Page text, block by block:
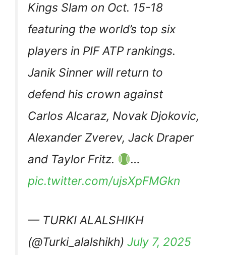
Kings Slam on Oct. 15-18
featuring the world’s top six
players in PIF ATP rankings.
Janik Sinner will return to
defend his crown against
Carlos Alcaraz, Novak Djokovic,
Alexander Zverev, Jack Draper
and Taylor Fritz.
…
pic.twitter.com/ujsXpFMGkn
— TURKI ALALSHIKH
(@Turki_alalshikh) July 7, 2025